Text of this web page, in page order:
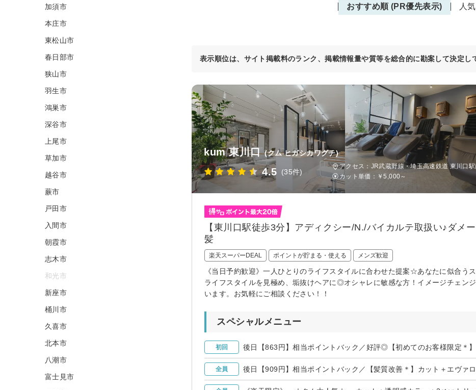
おすすめ順 (PR優先表示) 人
表示順位は、サイト掲載料のランク、掲載情報量や質等を総合的に勘案して決定し
kum 東川口 (クム ヒガシカワグチ)
4.5 (35件)
アクセス：JR武蔵野線・埼玉高速鉄道 東川口
カット単価： ￥5,000～
【東川口駅徒歩3分】アディクシー/N./バイカルテ取扱い♪ダメ
髪
楽天スーパーDEAL ポイントが貯まる・使える メンズ歓迎
《当日予約歓迎》一人ひとりのライフスタイルに合わせた提案☆あなたに似合う
ライフスタイルを見極め、垢抜けヘアに◎オシャレに敏感な方！イメージチェン
います。お気軽にご相談ください！！
スペシャルメニュー
初回 後日【863円】相当ポイントバック／好評◎【初めてのお客様限定＊
全員 後日【909円】相当ポイントバック／【髪質改善＊】カット＋エヴァ
加須市
本庄市
東松山市
春日部市
狭山市
羽生市
鴻巣市
深谷市
上尾市
草加市
越谷市
蕨市
戸田市
入間市
朝霞市
志木市
和光市
新座市
桶川市
久喜市
北本市
八潮市
富士見市